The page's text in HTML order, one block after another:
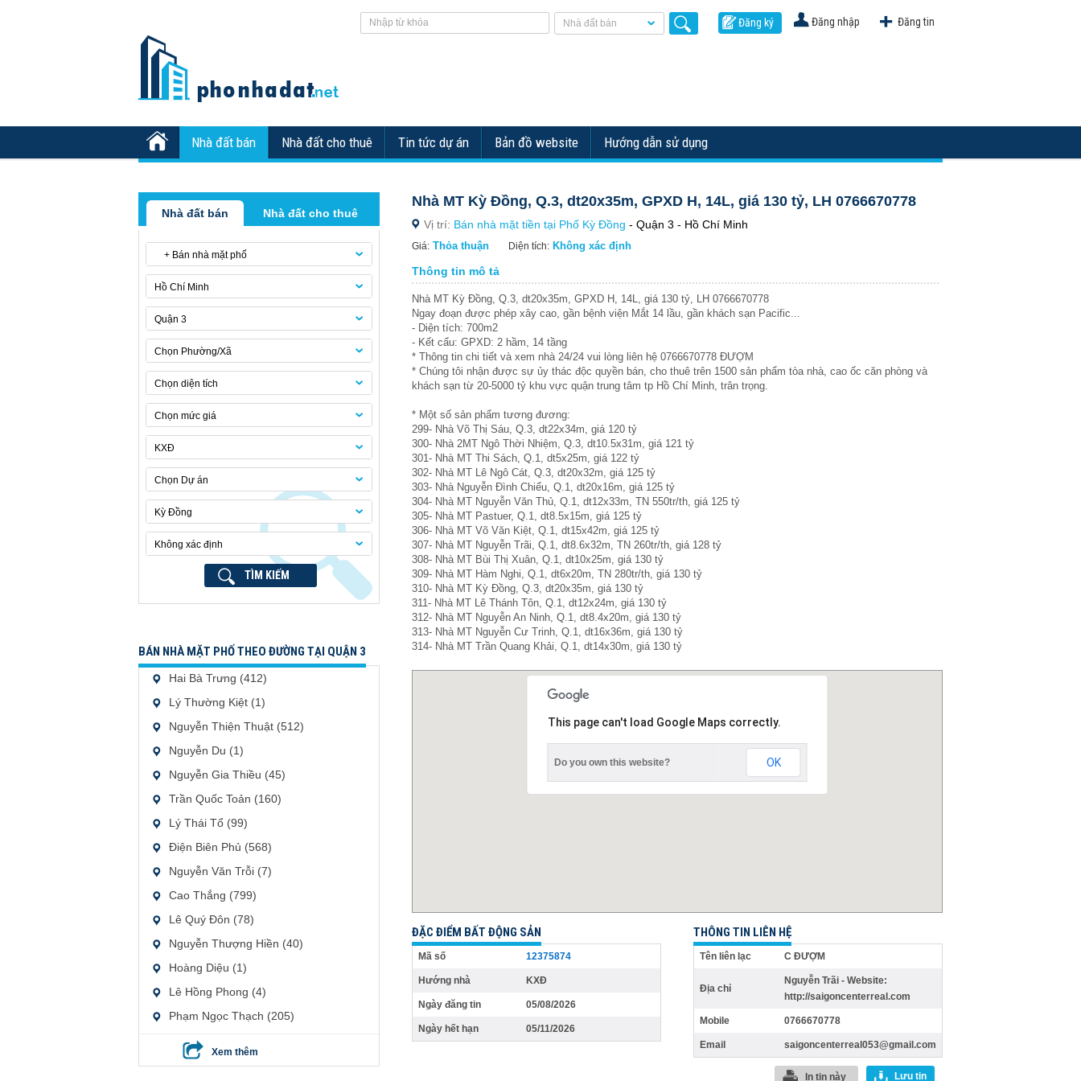
Đăng tin
Đăng nhập
Đăng ký
Nhà đất bán
Nhà đất bán Nhà đất cho thuê Tin tức dự án Bản đồ website Hướng dẫn sử dụng
Nhà đất bán Nhà đất cho thuê
+ Bán nhà mặt phố
Hồ Chí Minh
Quận 3
Chọn Phường/Xã
Chọn diện tích
Chọn mức giá
KXĐ
Chọn Dự án
Kỳ Đồng
Không xác định
TÌM KIẾM
BÁN NHÀ MẶT PHỐ THEO ĐƯỜNG TẠI QUẬN 3
Hai Bà Trưng (412)
Lý Thường Kiệt (1)
Nguyễn Thiện Thuật (512)
Nguyễn Du (1)
Nguyễn Gia Thiều (45)
Trần Quốc Toản (160)
Lý Thái Tổ (99)
Điện Biên Phủ (568)
Nguyễn Văn Trỗi (7)
Cao Thắng (799)
Lê Quý Đôn (78)
Nguyễn Thượng Hiền (40)
Hoàng Diệu (1)
Lê Hồng Phong (4)
Phạm Ngọc Thạch (205)
Xem thêm
Nhà MT Kỳ Đồng, Q.3, dt20x35m, GPXD H, 14L, giá 130 tỷ, LH 0766670778
Vị trí: Bán nhà mặt tiền tại Phố Kỳ Đồng - Quận 3 - Hồ Chí Minh
Giá: Thỏa thuận Diện tích: Không xác định
Thông tin mô tả
Nhà MT Kỳ Đồng, Q.3, dt20x35m, GPXD H, 14L, giá 130 tỷ, LH 0766670778
Ngay đoạn được phép xây cao, gần bệnh viện Mắt 14 lầu, gần khách sạn Pacific...
- Diện tích: 700m2
- Kết cấu: GPXD: 2 hầm, 14 tầng
* Thông tin chi tiết và xem nhà 24/24 vui lòng liên hệ 0766670778 ĐƯỢM
* Chúng tôi nhận được sự ủy thác độc quyền bán, cho thuê trên 1500 sản phẩm tòa nhà, cao ốc căn phòng và
khách sạn từ 20-5000 tỷ khu vực quận trung tâm tp Hồ Chí Minh, trân trọng.
* Một số sản phẩm tương đương:
299- Nhà Võ Thị Sáu, Q.3, dt22x34m, giá 120 tỷ
300- Nhà 2MT Ngô Thời Nhiệm, Q.3, dt10.5x31m, giá 121 tỷ
301- Nhà MT Thi Sách, Q.1, dt5x25m, giá 122 tỷ
302- Nhà MT Lê Ngô Cát, Q.3, dt20x32m, giá 125 tỷ
303- Nhà Nguyễn Đình Chiểu, Q.1, dt20x16m, giá 125 tỷ
304- Nhà MT Nguyễn Văn Thủ, Q.1, dt12x33m, TN 550tr/th, giá 125 tỷ
305- Nhà MT Pastuer, Q.1, dt8.5x15m, giá 125 tỷ
306- Nhà MT Võ Văn Kiệt, Q.1, dt15x42m, giá 125 tỷ
307- Nhà MT Nguyễn Trãi, Q.1, dt8.6x32m, TN 260tr/th, giá 128 tỷ
308- Nhà MT Bùi Thị Xuân, Q.1, dt10x25m, giá 130 tỷ
309- Nhà MT Hàm Nghi, Q.1, dt6x20m, TN 280tr/th, giá 130 tỷ
310- Nhà MT Kỳ Đồng, Q.3, dt20x35m, giá 130 tỷ
311- Nhà MT Lê Thánh Tôn, Q.1, dt12x24m, giá 130 tỷ
312- Nhà MT Nguyễn An Ninh, Q.1, dt8.4x20m, giá 130 tỷ
313- Nhà MT Nguyễn Cư Trinh, Q.1, dt16x36m, giá 130 tỷ
314- Nhà MT Trần Quang Khải, Q.1, dt14x30m, giá 130 tỷ
This page can't load Google Maps correctly.
Do you own this website? OK
ĐẶC ĐIỂM BẤT ĐỘNG SẢN
Mã số 12375874
Hướng nhà KXĐ
Ngày đăng tin 05/08/2026
Ngày hết hạn 05/11/2026
THÔNG TIN LIÊN HỆ
Tên liên lạc C ĐƯỢM
Địa chỉ
Nguyễn Trãi - Website:
http://saigoncenterreal.com
Mobile 0766670778
Email saigoncenterreal053@gmail.com
Lưu tin
In tin này